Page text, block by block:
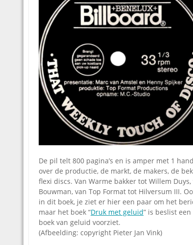
De pil telt 800 pagina’s en is amper met 1
over de productie, de markt, de makers, de
flexi discs. Van Warme bakker tot Willem
Bouwman, van Top Format tot Hilversum III.
in dit boek, je ziet er hier een paar om het
maar het boek “Druk met geluid” is beslist
boek van geluid voorziet.
(Afbeelding: copyright Pieter Jan Vink)